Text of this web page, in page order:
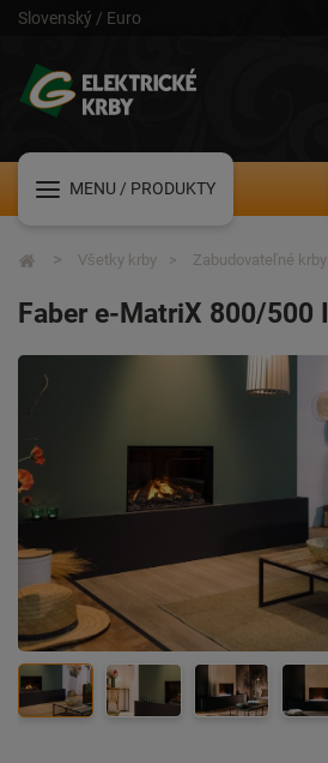
Slovenský / Euro
MENU / PRODUKTY
Faber e-MatriX 800/500 I
Všetky krby Zabudovateľné krby